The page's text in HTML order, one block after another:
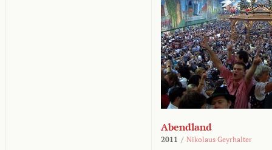
Abendland
2011 / Nikolaus Geyrhalter